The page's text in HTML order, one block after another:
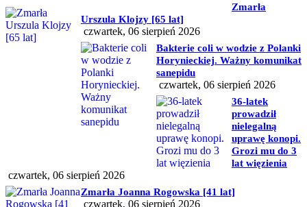
Zmarła
Urszula Klojzy [65 lat]
czwartek, 06 sierpień 2026
Bakterie coli w wodzie z Polanki
Horynieckiej. Ważny komunikat
sanepidu
czwartek, 06 sierpień 2026
36-latek
prowadził
nielegalną
uprawę konopi.
Grozi mu do 3
lat więzienia
czwartek, 06 sierpień 2026
Zmarła Joanna Rogowska [41 lat]
czwartek, 06 sierpień 2026